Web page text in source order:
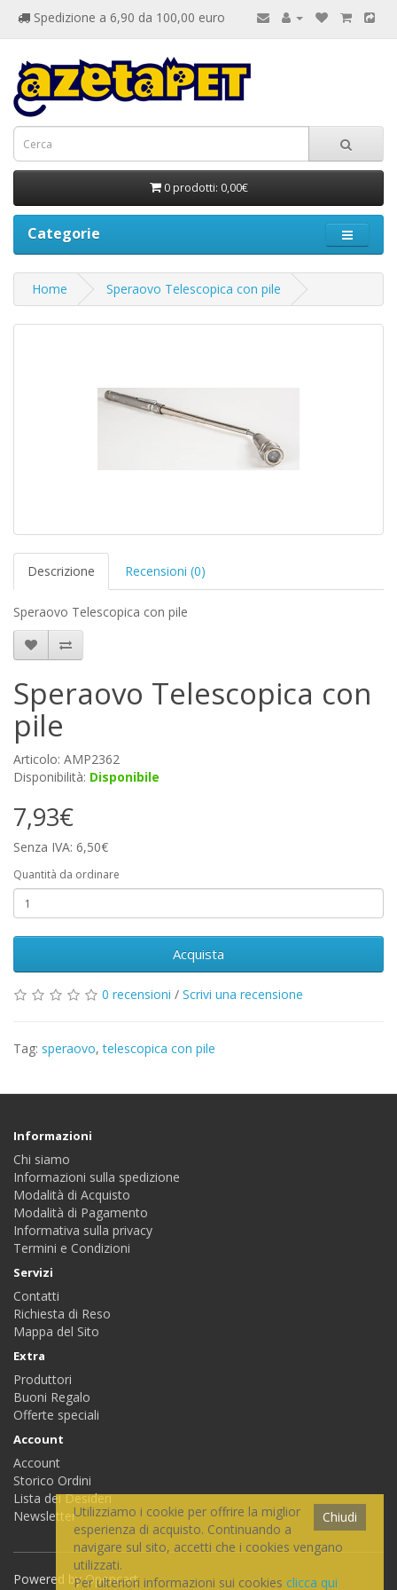
Spedizione a 6,90 da 100,00 euro
0 prodotti: 0,00€
Categorie
Home Speraovo Telescopica con pile
Descrizione Recensioni (0)
Speraovo Telescopica con pile
Speraovo Telescopica con
pile
Articolo: AMP2362
Disponibilità: Disponibile
7,93€
Senza IVA: 6,50€
Quantità da ordinare
Acquista
0 recensioni / Scrivi una recensione
Tag: speraovo,telescopica con pile
Informazioni
Chi siamo
Informazioni sulla spedizione
Modalità di Acquisto
Modalità di Pagamento
Informativa sulla privacy
Termini e Condizioni
Servizi
Contatti
Richiesta di Reso
Mappa del Sito
Extra
Produttori
Buoni Regalo
Offerte speciali
Account
Account
Storico Ordini
Lista dei Desideri
Newsletter
Powered byOpencart
Chiudi
Utilizziamo i cookie per offrire la miglior
esperienza di acquisto. Continuando a
navigare sul sito, accetti che i cookies vengano
utilizzati.
Per ulteriori informazioni sui cookies clicca qui